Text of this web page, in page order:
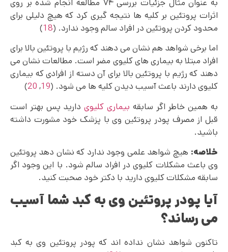
به عنوان مثال جزئیات بررسی ۷۴ مطالعه انجام شده بر روی
اثرات پروتئین بر کلیه ها نتیجه گیری کرد که هیچ دلیلی برای
محدود کردن پروتئین در افراد سالم وجود ندارد. (18
)
اما برخی شواهد هم نشان می دهند که رژیم با پروتئین بالا برای
افراد مبتلا به بیماری های کلیوی مضر است. مطالعات نشان می
دهند که رژیم با پروتئین بالا برای آن دسته از افرادی که بیماری
کلیوی دارند باعث آسیب دیدن کلیه ها می شود. (19
,
20
)
به همین خاطر اگر سابقه بیماری کلیویدارید پس بهتر است
قبل از مصرف پودر پروتئین وی با پزشک خود مشورت داشته
باشید.
خلاصه: هیچ شواهد علمی وجود ندارد که نشان دهد پروتئین
وی باعث مشکلات کلیوی در افراد سالم شود. با این وجود اگر
سابقه مشکلات کلیوی دارید با دکتر خود صحبت کنید.
آیا پودر پروتئین وی به کبد شما آسیب
می‌ رساند؟
تاکنون شواهد نشان نداده اند که پودر پروتئین وی به کبد